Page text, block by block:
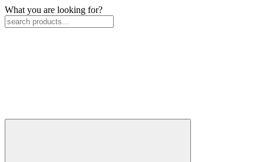
What you are looking for?